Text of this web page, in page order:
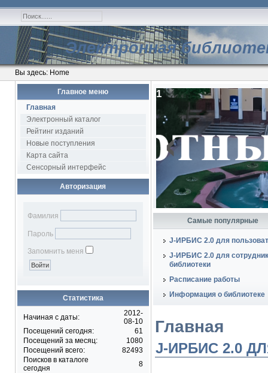
Электронная
Вы здесь: Home
Главное меню
Главная
Электронный каталог
Рейтинг изданий
Новые поступления
Карта сайта
Сенсорный интерфейс
Авторизация
Фамилия
Пароль
Запомнить меня
Статистика
Начиная с даты:
2012-
08-10
Посещений сегодня:
61
Посещений за месяц:
1080
Посещений всего:
82493
Поисков в каталоге
сегодня
8
1
‹
Самые популярные
J-ИРБИС 2.0 для
J-ИРБИС 2.0 для
библиотеки
Расписание работы
Информация о библиотеке
Главная
J-ИРБИС 2.0